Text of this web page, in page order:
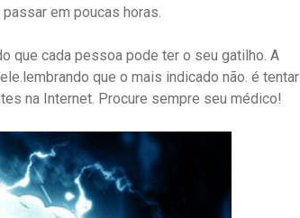
em poucas horas.
que cada pessoa pode ter o seu gatilho. A
que o mais indicado não. é tentar
na Internet. Procure sempre seu médico!